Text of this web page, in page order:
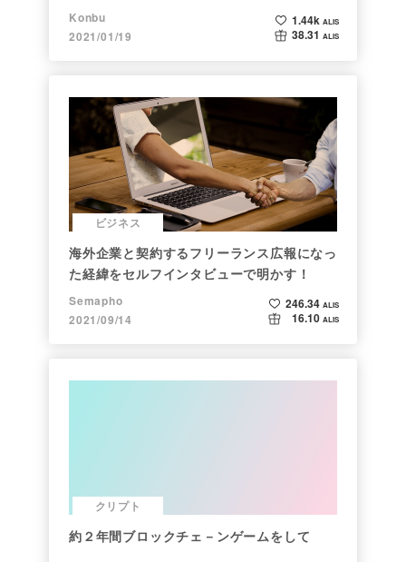
まで。注目される非証券性🐶
Konbu
2021/01/19
1.44k ALIS
38.31 ALIS
ビジネス
海外企業と契約するフリーランス広報になっ
た経緯をセルフインタビューで明かす！
Semapho
2021/09/14
246.34 ALIS
16.10 ALIS
クリプト
約２年間ブロックチェ－ンゲームをして